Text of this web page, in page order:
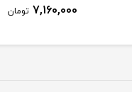
7,160,000 تومان